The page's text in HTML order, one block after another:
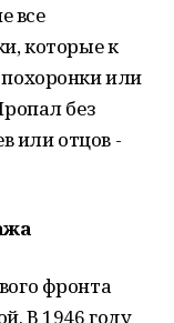
все
которые к
или
без
или отцов -
фронта
В 1946 году